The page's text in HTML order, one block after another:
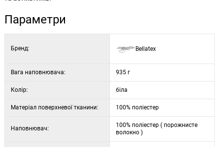
Параметри
Бренд: Bellatex
Вага наповнювача: 935 г
Колір: біла
Матеріал поверхневої тканини: 100% поліестер
Наповнювач:
100% поліестер ( порожнисте
волокно )